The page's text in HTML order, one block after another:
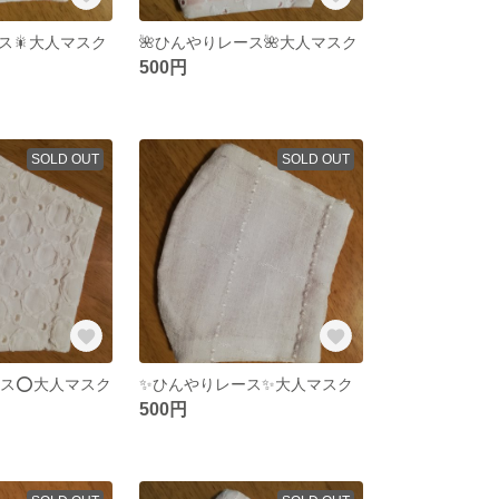
🎇大人マスク 🌺ひんやりレース🌺大人マスク
500円
SOLD OUT
⭕大人マスク
SOLD OUT
✨ひんやりレース✨大人マスク
500円